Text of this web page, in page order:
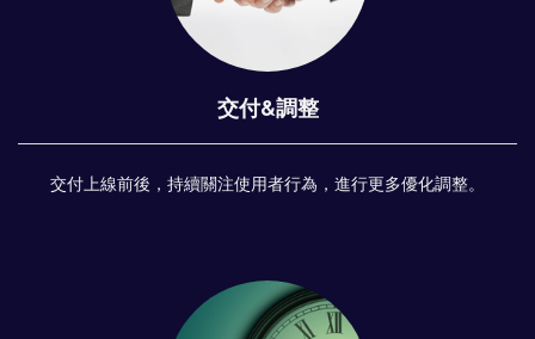
交付&調整
交付上線前後，持續關注使用者行為，進行更多優化調整。